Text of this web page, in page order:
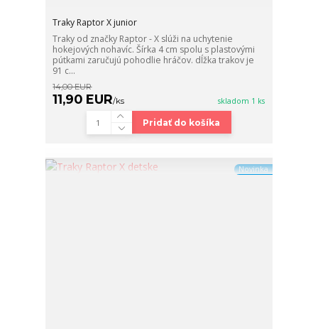
Traky Raptor X junior
Traky od značky Raptor - X slúži na uchytenie
hokejových nohavíc. Šírka 4 cm spolu s plastovými
pútkami zaručujú pohodlie hráčov. dĺžka trakov je
91 c...
14,00 EUR
11,90 EUR/ks skladom 1 ks
Pridať do košíka
Novinka